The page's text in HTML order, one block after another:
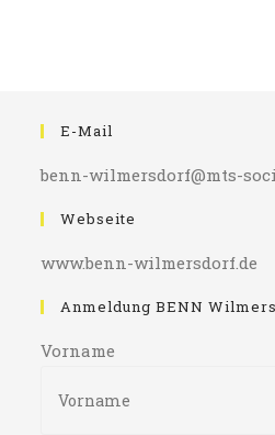
E-Mail
benn-wilmersdorf@mts-
Webseite
www.benn-wilmersdorf.de
Anmeldung BENN
Vorname